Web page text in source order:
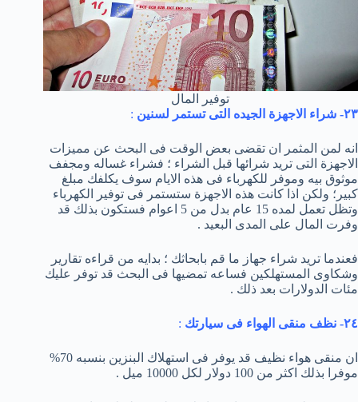
توفير المال
٢٣- شراء الاجهزة الجيده التى تستمر لسنين
:
انه لمن المثمر ان تقضى بعض الوقت فى البحث عن مميزات
الاجهزة التى تريد شرائها قبل الشراء ؛ فشراء غساله ومجفف
موثوق بيه وموفر للكهرباء فى هذه الايام سوف يكلفك مبلغ
كبير؛ ولكن اذا كانت هذه الاجهزة ستستمر فى توفير الكهرباء
وتظل تعمل لمده 15 عام بدل من 5 اعوام فستكون بذلك قد
وفرت المال على المدى البعيد .
فعندما تريد شراء جهاز ما قم بابحاثك ؛ بدايه من قراءه تقارير
وشكاوى المستهلكين فساعه تمضيها فى البحث قد توفر عليك
مئات الدولارات بعد ذلك .
٢٤- نظف منقى الهواء فى سيارتك :
ان منقى هواء نظيف قد يوفر فى استهلاك البنزين بنسبه 70%
موفرا بذلك اكثر من 100 دولار لكل 10000 ميل .